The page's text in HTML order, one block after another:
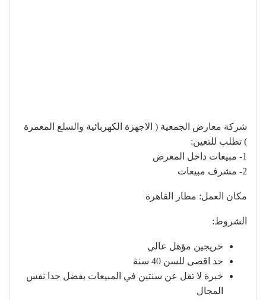
شركة معارض الجمعية ( الاجهزة الكهربائية والسلع المعمرة
) تطلب للتعين:
1- مبيعات داخل المعرض
2- مشرف مبيعات
مكان العمل: مطار القاهرة
الشروط:
خريجين مؤهل عالي
حد اقصى للسن 40 سنة
خبرة لا تقل عن سنتين في المبيعات بفضل جدا نفس
المجال